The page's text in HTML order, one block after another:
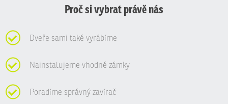
Proč si vybrat právě nás
Dveře sami také vyrábíme
Nainstalujeme vhodné zámky
Poradíme správný zavírač